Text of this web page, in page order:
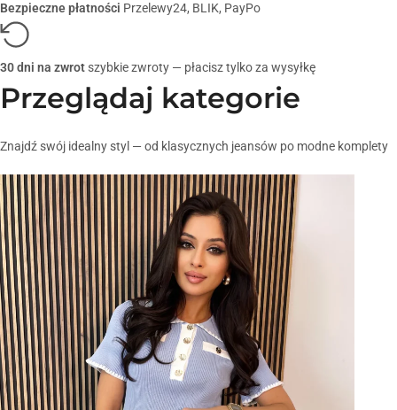
Bezpieczne płatności Przelewy24, BLIK, PayPo
30 dni na zwrot szybkie zwroty — płacisz tylko za wysyłkę
Przeglądaj kategorie
Znajdź swój idealny styl — od klasycznych jeansów po modne komplety